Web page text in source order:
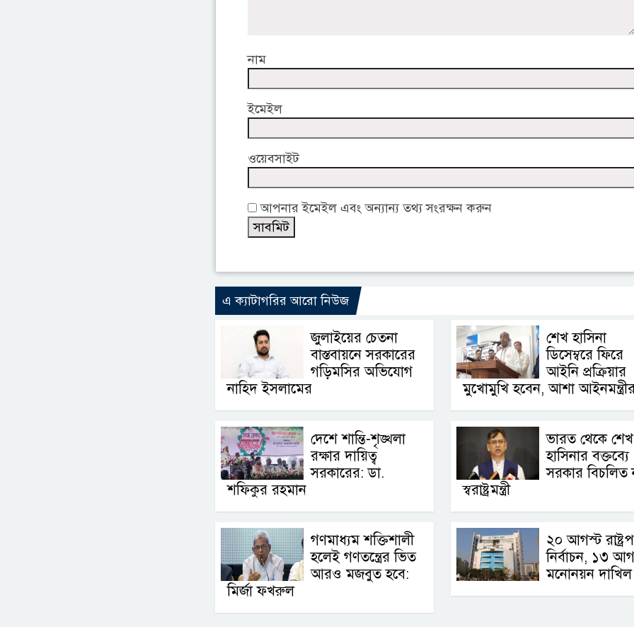
নাম
ইমেইল
ওয়েবসাইট
আপনার ইমেইল এবং অন্যান্য তথ্য সংরক্ষন করুন
এ ক্যাটাগরির আরো নিউজ
জুলাইয়ের চেতনা
বাস্তবায়নে সরকারের
গড়িমসির অভিযোগ
নাহিদ ইসলামের
শেখ হাসিনা
ডিসেম্বরে ফিরে
আইনি প্রক্রিয়ার
মুখোমুখি হবেন, আশা
দেশে শান্তি-শৃঙ্খলা
রক্ষার দায়িত্ব
সরকারের: ডা.
শফিকুর রহমান
ভারত থেকে শেখ
হাসিনার বক্তব্যে
সরকার বিচলিত
স্বরাষ্ট্রমন্ত্রী
গণমাধ্যম শক্তিশালী
হলেই গণতন্ত্রের ভিত
আরও মজবুত হবে:
মির্জা ফখরুল
২০ আগস্ট
নির্বাচন, ১৩
মনোনয়ন দাখিল